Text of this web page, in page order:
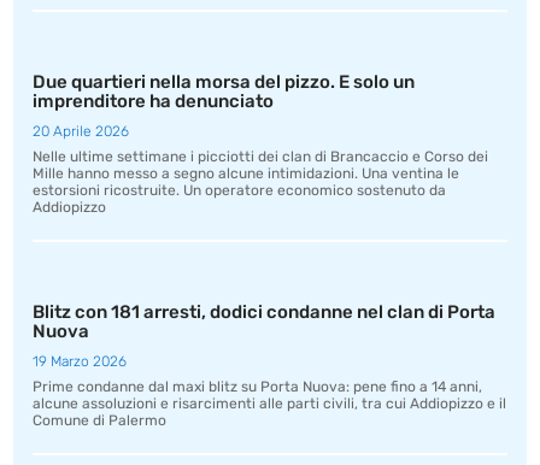
Due quartieri nella morsa del pizzo. E solo un
imprenditore ha denunciato
20 Aprile 2026
Nelle ultime settimane i picciotti dei clan di Brancaccio e Corso dei
Mille hanno messo a segno alcune intimidazioni. Una ventina le
estorsioni ricostruite. Un operatore economico sostenuto da
Addiopizzo
Blitz con 181 arresti, dodici condanne nel clan di Porta
Nuova
19 Marzo 2026
Prime condanne dal maxi blitz su Porta Nuova: pene fino a 14 anni,
alcune assoluzioni e risarcimenti alle parti civili, tra cui Addiopizzo e il
Comune di Palermo